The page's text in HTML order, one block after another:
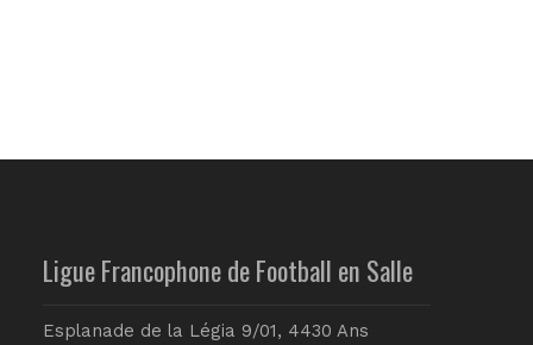
Ligue Francophone de Football en Salle
Esplanade de la Légia 9/01, 4430 Ans